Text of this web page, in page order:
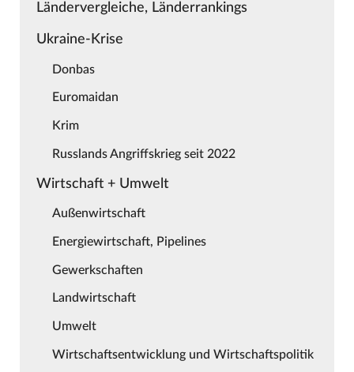
Ländervergleiche, Länderrankings
Ukraine-Krise
Donbas
Euromaidan
Krim
Russlands Angriffskrieg seit 2022
Wirtschaft + Umwelt
Außenwirtschaft
Energiewirtschaft, Pipelines
Gewerkschaften
Landwirtschaft
Umwelt
Wirtschaftsentwicklung und Wirtschaftspolitik